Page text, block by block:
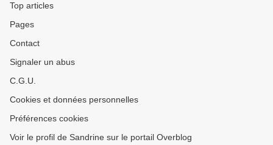
Top articles
Pages
Contact
Signaler un abus
C.G.U.
Cookies et données personnelles
Préférences cookies
Voir le profil de Sandrine sur le portail Overblog